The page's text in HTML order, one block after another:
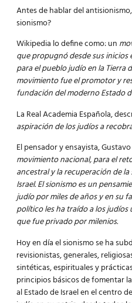
Antes de hablar del
sionismo?
Wikipedia lo define como: un
que propugnó desde sus
para el pueblo judío en la Tierra
movimiento fue el promotor y
fundación del moderno Estado
La Real Academia Española,
aspiración de los judíos a
El pensador y ensayista,
movimiento nacional, para el
ancestral y la recuperación de
Israel. El sionismo es un
judío por miles de años y en su
político les ha traído a los
que fue privado por milenios.
Hoy en día el sionismo se ha
revisionistas, generales,
sintéticas, espirituales y
principios básicos de fomentar
al Estado de Israel en el centro